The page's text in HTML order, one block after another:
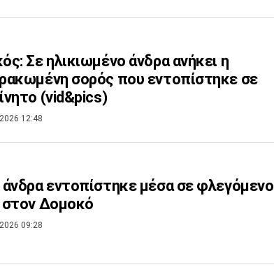
Σε ηλικιωμένο άνδρα ανήκει η
σορός που εντοπίστηκε σε
(vid&pics)
12:48
εντοπίστηκε μέσα σε φλεγόμενο
στον Δομοκό
09:28